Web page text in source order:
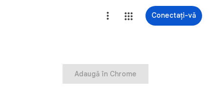
Conectați-vă
Adaugă în Chrome